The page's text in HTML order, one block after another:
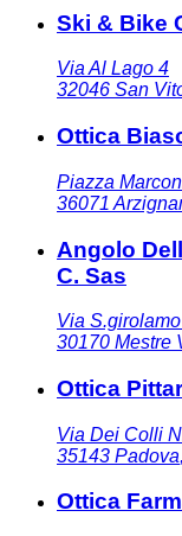
Ski & Bike
Via Al Lago 4
32046 San
Ottica
Piazza
36071
Angolo
C. Sas
Via
30170 Mestre
Ottica
Via Dei Colli
35143 Padova,
Ottica